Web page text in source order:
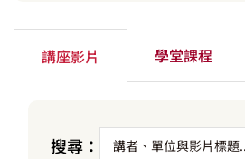
講座影片 學堂課程
搜尋：